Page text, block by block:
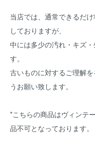
当店では、通常できるだ
しておりますが、
中には多少の汚れ・キズ
す。
古いものに対するご理解
うお願い致します。
*こちらの商品はヴィンテ
品不可となっております。